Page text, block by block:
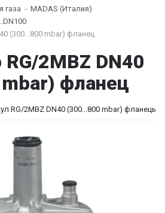
газа
MADAS (Италия)
(300...800 mbar) фланец
фланец
RG/2MBZ DN40 (300...800 mbar) фланець